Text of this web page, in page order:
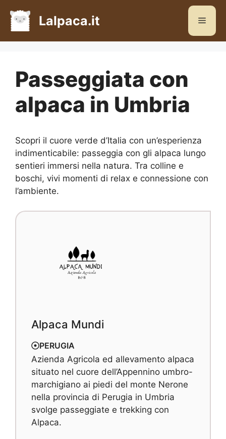
contenuto
Lalpaca.it Menu
Passeggiata con
alpaca in Umbria
Scopri il cuore verde d’Italia con un’esperienza
indimenticabile: passeggia con gli alpaca lungo
sentieri immersi nella natura. Tra colline e
boschi, vivi momenti di relax e connessione con
l’ambiente.
Alpaca Mundi
PERUGIA
Azienda Agricola ed allevamento alpaca
situato nel cuore dell’Appennino umbro-
marchigiano ai piedi del monte Nerone
nella provincia di Perugia in Umbria
svolge passeggiate e trekking con
Alpaca.